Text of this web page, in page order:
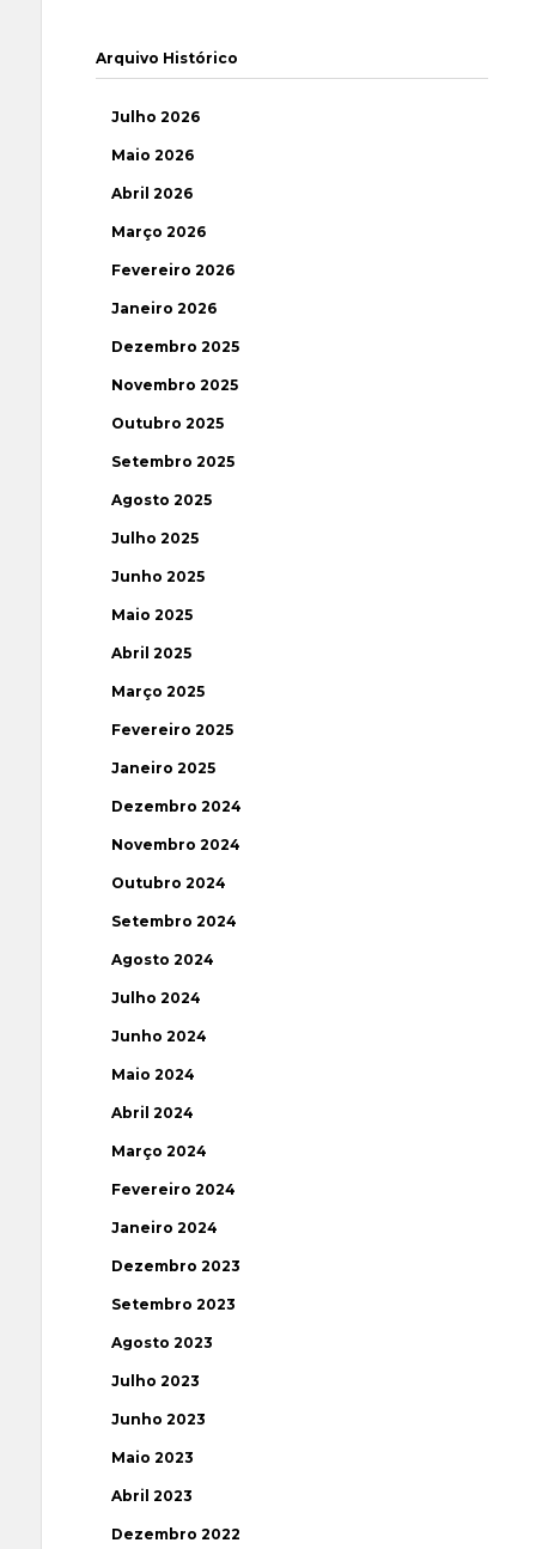
Arquivo Histórico
Julho 2026
Maio 2026
Abril 2026
Março 2026
Fevereiro 2026
Janeiro 2026
Dezembro 2025
Novembro 2025
Outubro 2025
Setembro 2025
Agosto 2025
Julho 2025
Junho 2025
Maio 2025
Abril 2025
Março 2025
Fevereiro 2025
Janeiro 2025
Dezembro 2024
Novembro 2024
Outubro 2024
Setembro 2024
Agosto 2024
Julho 2024
Junho 2024
Maio 2024
Abril 2024
Março 2024
Fevereiro 2024
Janeiro 2024
Dezembro 2023
Setembro 2023
Agosto 2023
Julho 2023
Junho 2023
Maio 2023
Abril 2023
Dezembro 2022